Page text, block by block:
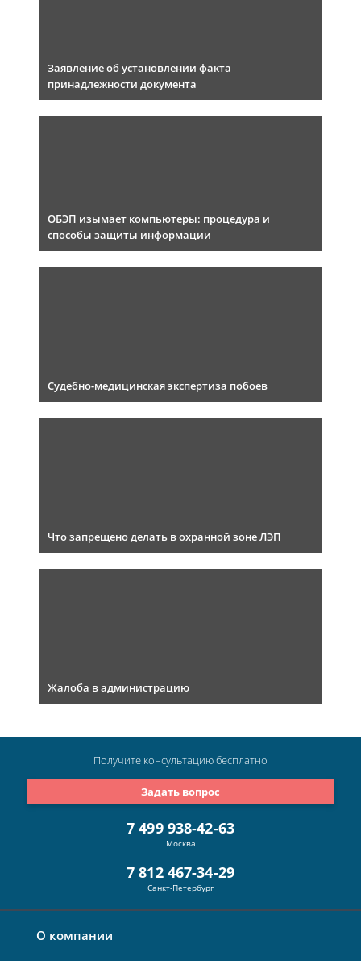
Заявление об установлении факта
принадлежности документа
ОБЭП изымает компьютеры: процедура и
способы защиты информации
Судебно-медицинская экспертиза побоев
Что запрещено делать в охранной зоне ЛЭП
Жалоба в администрацию
О компании
7 499 938-42-63
Москва
7 812 467-34-29
Санкт-Петербург
Задать вопрос
Получите консультациюбесплатно